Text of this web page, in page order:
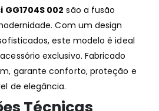
GG1704S 002 são a fusão
Com um design
este modelo é ideal
exclusivo. Fabricado
garante conforto, proteção e
de elegância.